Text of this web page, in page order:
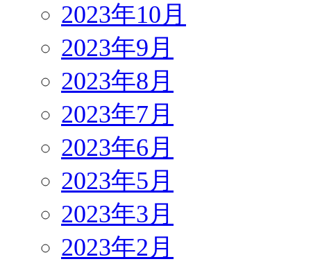
2023年10月
2023年9月
2023年8月
2023年7月
2023年6月
2023年5月
2023年3月
2023年2月